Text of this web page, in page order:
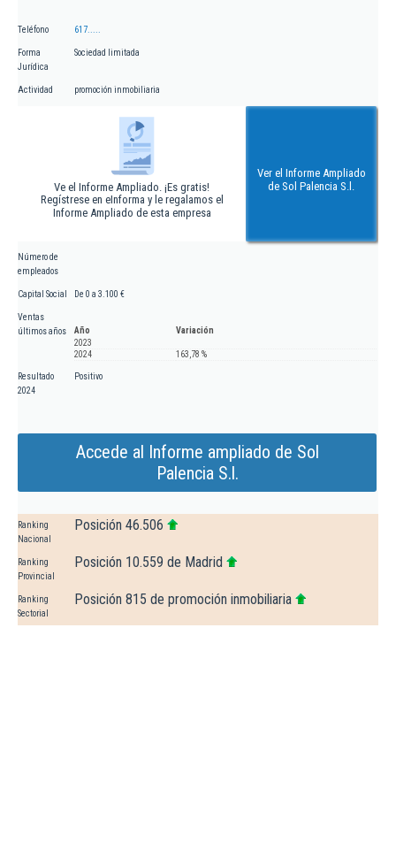
Teléfono 617.....
Forma
Jurídica
Sociedad limitada
Actividad promoción inmobiliaria
Ve el Informe Ampliado. ¡Es gratis!
Regístrese en eInforma y le regalamos el
Informe Ampliado de esta empresa
Ver el Informe Ampliado
de Sol Palencia S.l.
Número de
empleados
Capital Social De 0 a 3.100 €
Ventas
últimos años
Año
Variación
2023
2024
163,78 %
Resultado
2024
Positivo
Accede al Informe ampliado de Sol
Palencia S.l.
Ranking
Nacional
Posición 46.506
Ranking
Provincial
Posición 10.559 de Madrid
Ranking
Sectorial
Posición 815 de promoción inmobiliaria